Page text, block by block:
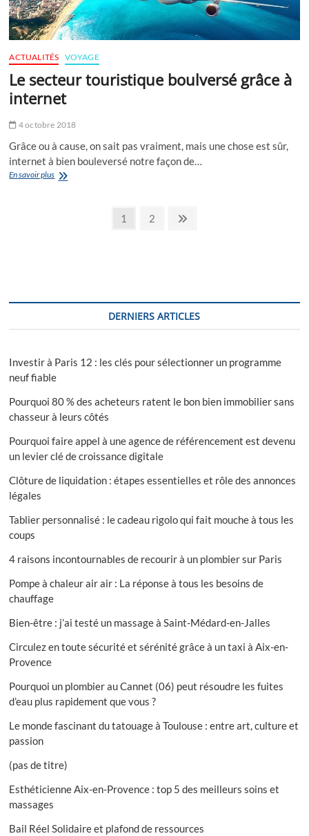
ACTUALITÉS VOYAGE
Le secteur touristique boulversé grâce à
internet
4 octobre 2018
Grâce ou à cause, on sait pas vraiment, mais une chose est sûr,
internet à bien bouleversé notre façon de…
En savoir plusLe
Page
1 Page
2
DERNIERS ARTICLES
Investir à Paris 12 : les clés pour sélectionner un programme
neuf fiable
Pourquoi 80 % des acheteurs ratent le bon bien immobilier sans
chasseur à leurs côtés
Pourquoi faire appel à une agence de référencement est devenu
un levier clé de croissance digitale
Clôture de liquidation : étapes essentielles et rôle des annonces
légales
Tablier personnalisé : le cadeau rigolo qui fait mouche à tous les
coups
4 raisons incontournables de recourir à un plombier sur Paris
Pompe à chaleur air air : La réponse à tous les besoins de
chauffage
Bien-être : j’ai testé un massage à Saint-Médard-en-Jalles
Circulez en toute sécurité et sérénité grâce à un taxi à Aix-en-
Provence
Pourquoi un plombier au Cannet (06) peut résoudre les fuites
d’eau plus rapidement que vous ?
Le monde fascinant du tatouage à Toulouse : entre art, culture et
passion
(pas de titre)
Esthéticienne Aix-en-Provence : top 5 des meilleurs soins et
massages
Bail Réel Solidaire et plafond de ressources